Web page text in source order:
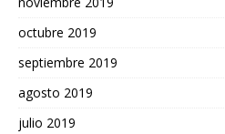
octubre 2019
septiembre 2019
agosto 2019
julio 2019